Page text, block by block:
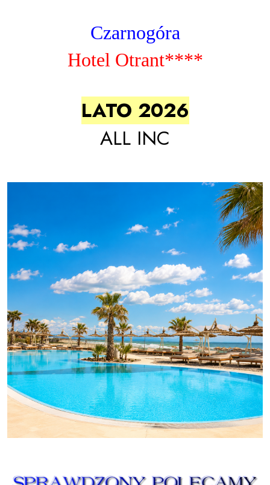
Czarnogóra
Hotel Otrant****
LATO 2026
ALL INC